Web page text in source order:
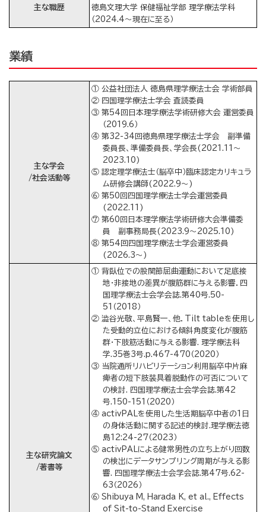
主な職歴
徳島文理大学 保健福祉学部 理学療法学科
（2024.4～現在に至る）
業績
主な学会
/社会活動等
① 公益社団法人 徳島県理学療法士会 学術部員
② 四国理学療法士学会 査読委員
③ 第54回日本理学療法学術研修大会 運営委員
（2019.6）
④ 第32-34回徳島県理学療法士学会 副準備
委員長、準備委員長、学会長(2021.11～
2023.10)
⑤ 認定理学療法士（脳卒中）臨床認定カリキュラ
ム研修会講師(2022.9～)
⑥ 第50回四国理学療法士学会運営委員
(2022.11)
⑦ 第60回日本理学療法学術研修大会準備委
員 副事務局長(2023.9～2025.10)
⑧ 第54回四国理学療法士学会運営委員
(2026.3～)
主な研究論文
/著書等
① 背臥位での股関節屈曲運動において足底接
地・非接地の差異が腹筋群に与える影響．四
国理学療法士会学会誌.第40号.50-
51（2018）
② 澁谷光敬、平島賢一、他．Tilt tableを使用し
た受動的立位における傾斜角度変化が腹筋
群・下肢筋活動に与える影響. 理学療法科
学.35巻3号.p.467-470（2020）
③ 当院通所リハビリテーション利用脳卒中片麻
痺者の短下肢装具着脱動作の可否について
の検討. 四国理学療法士会学会誌.第42
号.150-151（2020）
④ activPALを使用した生活期脳卒中者の1日
の身体活動に関する記述的検討.理学療法徳
島12:24-27（2023）
⑤ activPALによる健常男性の立ち上がり回数
の検出にデータサンプリング周期が与える影
響. 四国理学療法士会学会誌.第47号.62-
63（2026）
⑥ Shibuya M, Harada K, et al., Effects
of Sit-to-Stand Exercise